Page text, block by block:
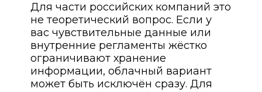
Для части российских компаний это
не теоретический вопрос. Если у
вас чувствительные данные или
внутренние регламенты жёстко
ограничивают хранение
информации, облачный вариант
может быть исключён сразу. Для